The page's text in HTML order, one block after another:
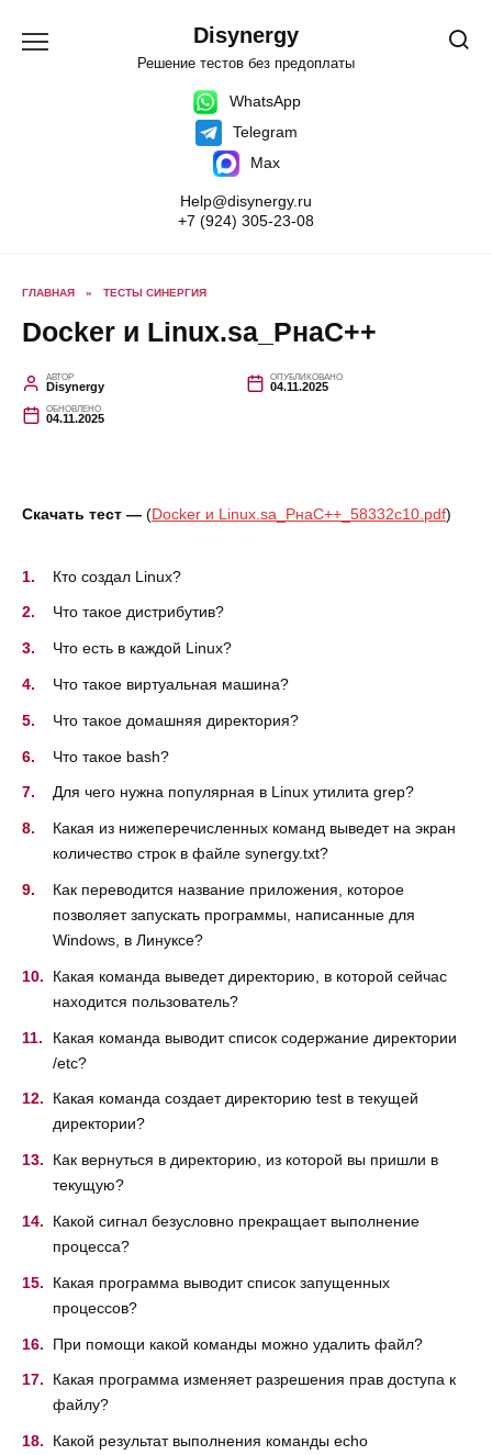
содержанию
Disynergy
Решение тестов без предоплаты
WhatsApp
Telegram
Max
Help@disynergy.ru
+7 (924) 305-23-08
ГЛАВНАЯ » ТЕСТЫ СИНЕРГИЯ
Docker и Linux.sa_РнаC++
АВТОР
Disynergy
ОПУБЛИКОВАНО
04.11.2025
ОБНОВЛЕНО
04.11.2025
Скачать тест — (Docker и Linux.sa_РнаC++_58332c10.pdf)
Кто создал Linux?
Что такое дистрибутив?
Что есть в каждой Linux?
Что такое виртуальная машина?
Что такое домашняя директория?
Что такое bash?
Для чего нужна популярная в Linux утилита grep?
Какая из нижеперечисленных команд выведет на экран
количество строк в файле synergy.txt?
Как переводится название приложения, которое
позволяет запускать программы, написанные для
Windows, в Линуксе?
Какая команда выведет директорию, в которой сейчас
находится пользователь?
Какая команда выводит список содержание директории
/etc?
Какая команда создает директорию test в текущей
директории?
Как вернуться в директорию, из которой вы пришли в
текущую?
Какой сигнал безусловно прекращает выполнение
процесса?
Какая программа выводит список запущенных
процессов?
При помощи какой команды можно удалить файл?
Какая программа изменяет разрешения прав доступа к
файлу?
Какой результат выполнения команды echo